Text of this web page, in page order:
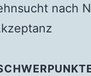
nach